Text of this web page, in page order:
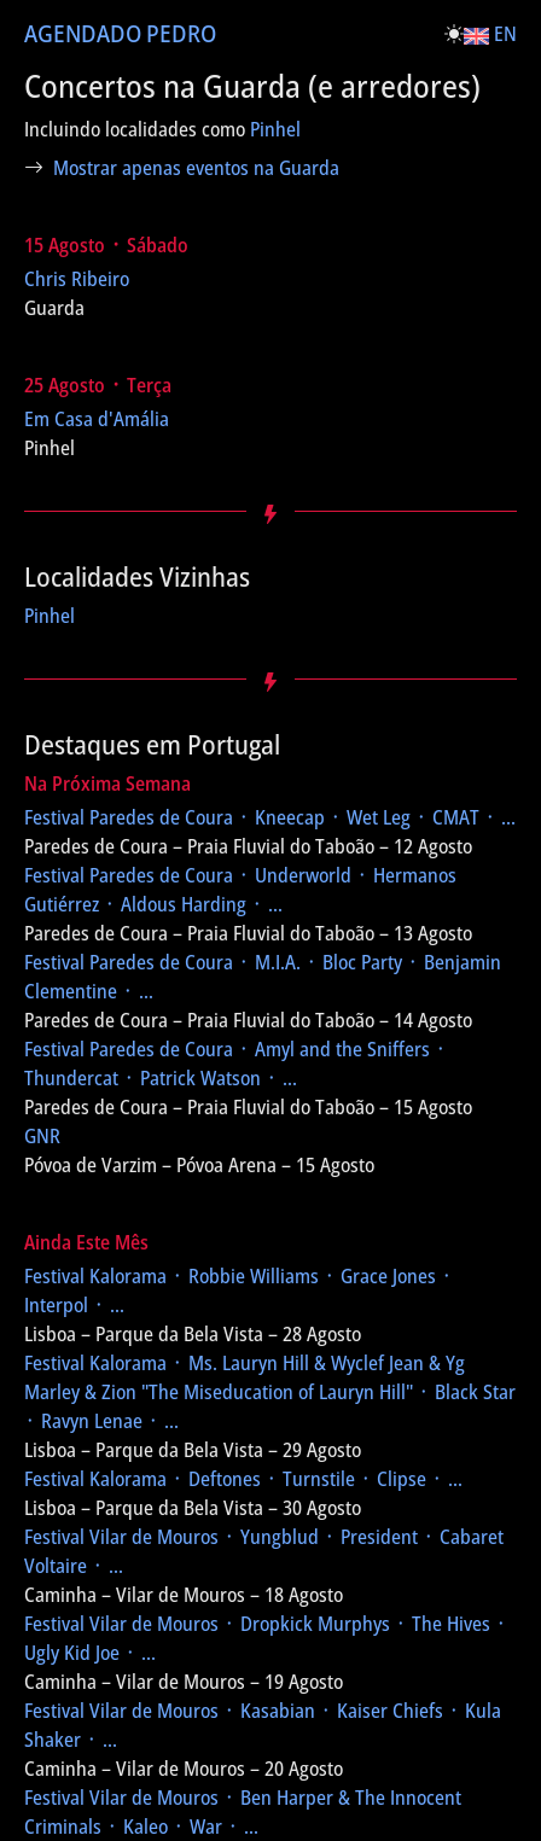
AGENDADO PEDRO EN
Concertos na Guarda (e arredores)
Incluindo localidades como Pinhel
Mostrar apenas eventos na Guarda
15 Agosto ᛫ Sábado
Chris Ribeiro
Guarda
25 Agosto ᛫ Terça
Em Casa d'Amália
Pinhel
Localidades Vizinhas
Pinhel
Destaques em Portugal
Na Próxima Semana
Festival Paredes de Coura ᛫ Kneecap ᛫ Wet Leg ᛫ CMAT ᛫ ...
Paredes de Coura – Praia Fluvial do Taboão – 12 Agosto
Festival Paredes de Coura ᛫ Underworld ᛫ Hermanos
Gutiérrez ᛫ Aldous Harding ᛫ ...
Paredes de Coura – Praia Fluvial do Taboão – 13 Agosto
Festival Paredes de Coura ᛫ M.I.A. ᛫ Bloc Party ᛫ Benjamin
Clementine ᛫ ...
Paredes de Coura – Praia Fluvial do Taboão – 14 Agosto
Festival Paredes de Coura ᛫ Amyl and the Sniffers ᛫
Thundercat ᛫ Patrick Watson ᛫ ...
Paredes de Coura – Praia Fluvial do Taboão – 15 Agosto
GNR
Póvoa de Varzim – Póvoa Arena – 15 Agosto
Ainda Este Mês
Festival Kalorama ᛫ Robbie Williams ᛫ Grace Jones ᛫
Interpol ᛫ ...
Lisboa – Parque da Bela Vista – 28 Agosto
Festival Kalorama ᛫ Ms. Lauryn Hill & Wyclef Jean & Yg
Marley & Zion "The Miseducation of Lauryn Hill" ᛫ Black Star
᛫ Ravyn Lenae ᛫ ...
Lisboa – Parque da Bela Vista – 29 Agosto
Festival Kalorama ᛫ Deftones ᛫ Turnstile ᛫ Clipse ᛫ ...
Lisboa – Parque da Bela Vista – 30 Agosto
Festival Vilar de Mouros ᛫ Yungblud ᛫ President ᛫ Cabaret
Voltaire ᛫ ...
Caminha – Vilar de Mouros – 18 Agosto
Festival Vilar de Mouros ᛫ Dropkick Murphys ᛫ The Hives ᛫
Ugly Kid Joe ᛫ ...
Caminha – Vilar de Mouros – 19 Agosto
Festival Vilar de Mouros ᛫ Kasabian ᛫ Kaiser Chiefs ᛫ Kula
Shaker ᛫ ...
Caminha – Vilar de Mouros – 20 Agosto
Festival Vilar de Mouros ᛫ Ben Harper & The Innocent
Criminals ᛫ Kaleo ᛫ War ᛫ ...